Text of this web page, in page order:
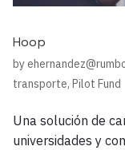
Hoop
by
transporte, Pilot Fund
Una solución de
universidades y